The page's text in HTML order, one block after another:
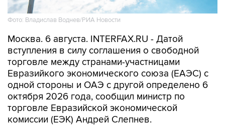
Фото: Владислав Воднев/РИА Новости
Москва. 6 августа. INTERFAX.RU - Датой
вступления в силу соглашения о свободной
торговле между странами-участницами
Евразийкого экономического союза (ЕАЭС) с
одной стороны и ОАЭ с другой определено 6
октября 2026 года, сообщил министр по
торговле Евразийской экономической
комиссии (ЕЭК) Андрей Слепнев.